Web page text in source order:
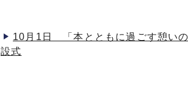
10月1日 「本とともに過ごす憩い
設式